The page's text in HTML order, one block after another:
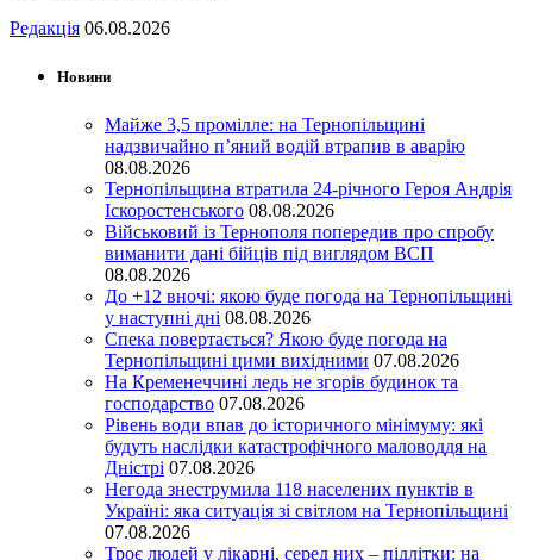
Редакція 06.08.2026
Новини
Майже 3,5 промілле: на Тернопільщині
надзвичайно п’яний водій втрапив в аварію
08.08.2026
Тернопільщина втратила 24-річного Героя Андрія
Іскоростенського 08.08.2026
Військовий із Тернополя попередив про спробу
виманити дані бійців під виглядом ВСП
08.08.2026
До +12 вночі: якою буде погода на Тернопільщині
у наступні дні 08.08.2026
Спека повертається? Якою буде погода на
Тернопільщині цими вихідними 07.08.2026
На Кременеччині ледь не згорів будинок та
господарство 07.08.2026
Рівень води впав до історичного мінімуму: які
будуть наслідки катастрофічного маловоддя на
Дністрі 07.08.2026
Негода знеструмила 118 населених пунктів в
Україні: яка ситуація зі світлом на Тернопільщині
07.08.2026
Троє людей у лікарні, серед них – підлітки: на